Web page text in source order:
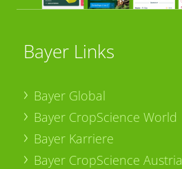
Bayer Links
Bayer Global
Bayer CropScience World
Bayer Karriere
Bayer CropScience Austria